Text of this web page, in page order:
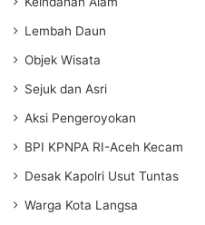
Lembah Daun
Objek Wisata
Sejuk dan Asri
Aksi Pengeroyokan
BPI KPNPA RI-Aceh Kecam
Desak Kapolri Usut Tuntas
Warga Kota Langsa